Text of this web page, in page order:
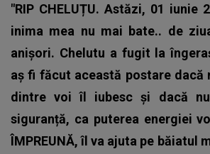
"RIP CHELUȚU. Astăzi, 01 iunie
inima mea nu mai bate.. de
anișori. Chelutu a fugit la
aș fi făcut această postare dacă
dintre voi îl iubesc și dacă
siguranță, ca puterea energiei
ÎMPREUNĂ, îl va ajuta pe băiatul